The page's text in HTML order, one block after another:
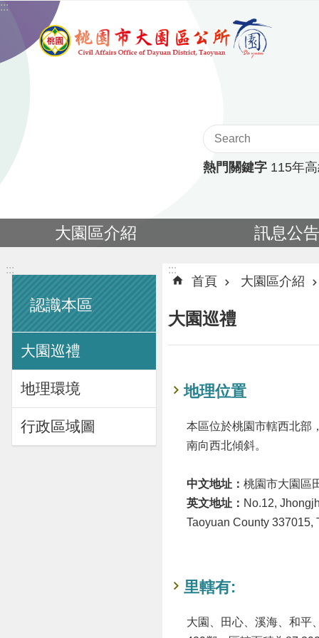
跳到主要內容區塊
:::
熱門關鍵字 115年
大園區介紹 訊息公
:::
認識本區
大園巡禮
地理環境
行政區域圖
:::
首頁 大園區介紹
大園巡禮
地理位置
本區位於桃園市轄西北部
南向西北傾斜。
中文地址： 桃園市大園區
英文地址： No.12,
Taoyuan County 337015,
里轄有:
大園、田心、溪海、和平